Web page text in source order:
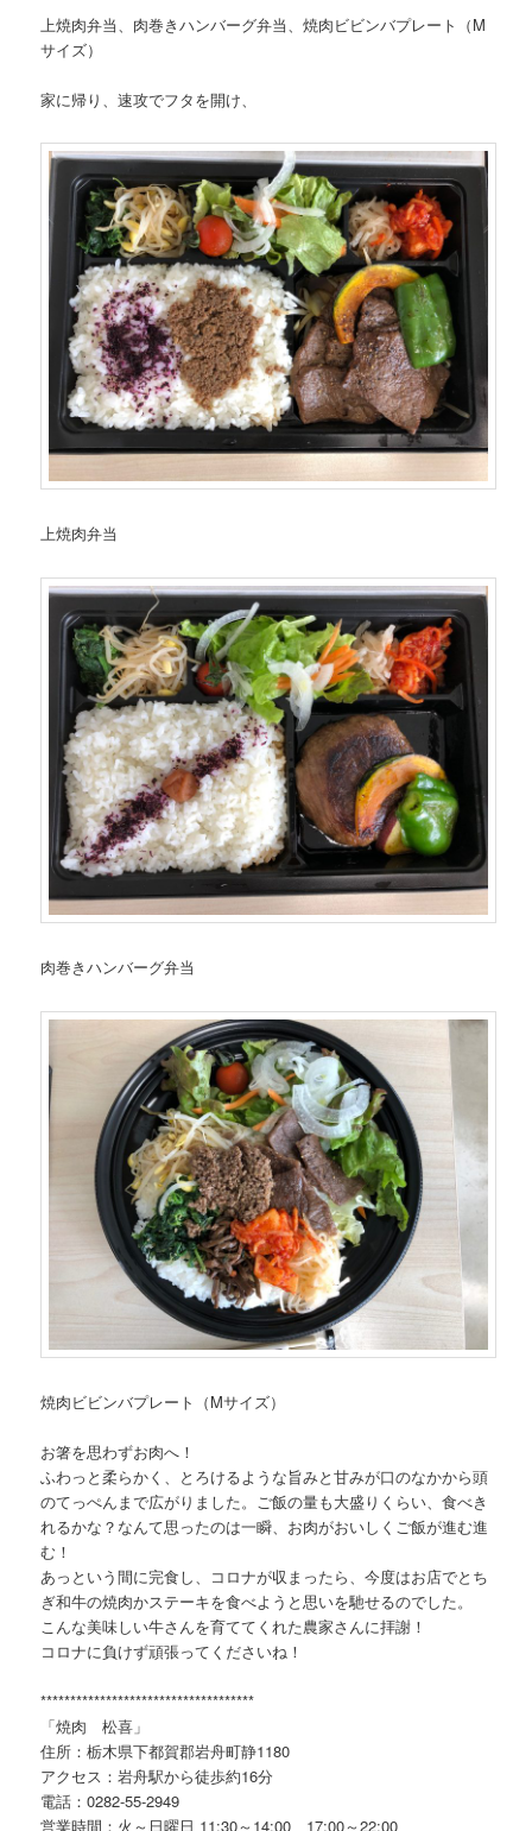
上焼肉弁当、肉巻きハンバーグ弁当、焼肉ビビンバプレート（M
サイズ）
家に帰り、速攻でフタを開け、
上焼肉弁当
肉巻きハンバーグ弁当
焼肉ビビンバプレート（Mサイズ）
お箸を思わずお肉へ！
ふわっと柔らかく、とろけるような旨みと甘みが口のなかから頭
のてっぺんまで広がりました。ご飯の量も大盛りくらい、食べき
れるかな？なんて思ったのは一瞬、お肉がおいしくご飯が進む進
む！
あっという間に完食し、コロナが収まったら、今度はお店でとち
ぎ和牛の焼肉かステーキを食べようと思いを馳せるのでした。
こんな美味しい牛さんを育ててくれた農家さんに拝謝！
コロナに負けず頑張ってくださいね！
************************************
「焼肉 松喜」
住所：栃木県下都賀郡岩舟町静1180
アクセス：岩舟駅から徒歩約16分
電話：0282-55-2949
営業時間：火～日曜日 11:30～14:00、17:00～22:00